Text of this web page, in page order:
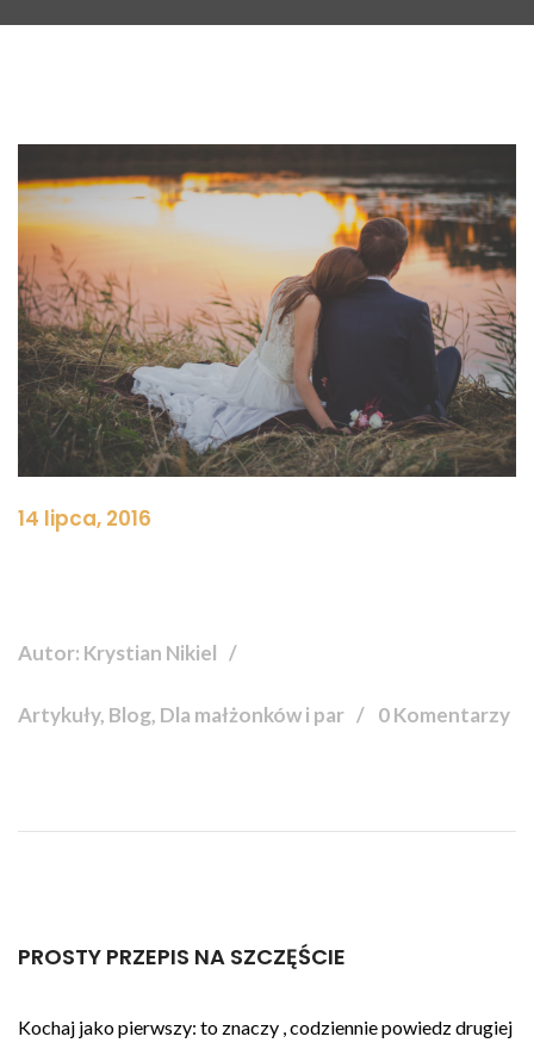
14 lipca, 2016
Autor: Krystian Nikiel
Artykuły, Blog, Dla małżonków i par 0 Komentarzy
PROSTY PRZEPIS NA SZCZĘŚCIE
Kochaj jako pierwszy: to znaczy , codziennie powiedz drugiej